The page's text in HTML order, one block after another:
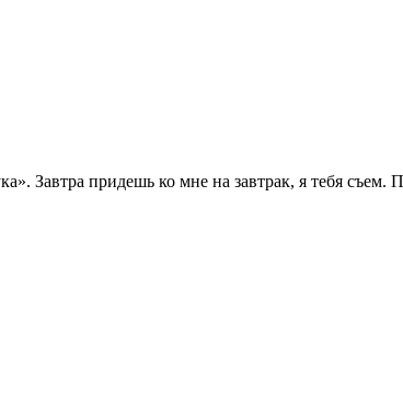
Завтра придешь ко мне на завтрак, я тебя съем.